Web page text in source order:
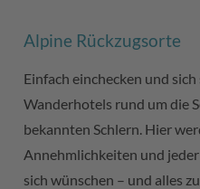
Alpine Rückzugsorte
Einfach einchecken und
Wanderhotels rund um die
bekannten Schlern. Hier
Annehmlichkeiten und
sich wünschen – und alles